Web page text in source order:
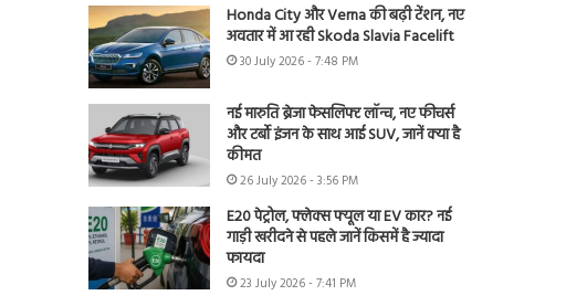
Honda City और Verna की बढ़ी टेंशन, नए
अवतार में आ रही Skoda Slavia Facelift
30 July 2026 - 7:48 PM
नई मारुति ब्रेजा फेसलिफ्ट लॉन्च, नए फीचर्स
और टर्बो इंजन के साथ आई SUV, जानें क्या है
कीमत
26 July 2026 - 3:56 PM
E20 पेट्रोल, फ्लेक्स फ्यूल या EV कार? नई
गाड़ी खरीदने से पहले जानें किसमें है ज्यादा
फायदा
23 July 2026 - 7:41 PM